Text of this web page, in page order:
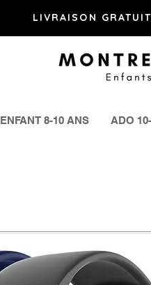
LIVRAISON
ENFANT 8-10 ANS ADO